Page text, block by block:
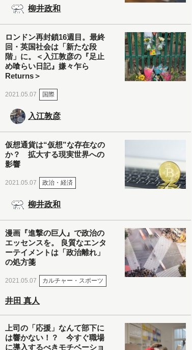
柳井政和
ロンドン再封鎖16週目。最終
回・英国社会は「新たな段
階」に。＜入江敦彦の『足止
め喰らい日記』嫌々乍ら
Returns＞
2021.05.07 国際
入江敦彦
仮想通貨は“仮想”な存在なの
か？ 拡大する現実世界への
影響
2021.05.07 政治・経済
柳井政和
漫画『進撃の巨人』で政治の
エッセンスを。 良質なエンタ
ーテイメントは「政治離れ」
の処方箋
2021.05.07 カルチャー・スポーツ
井田 真人
上司の「応援」なんて部下に
は響かない！？ 今すぐ職場
に導入するべきモチベーショ